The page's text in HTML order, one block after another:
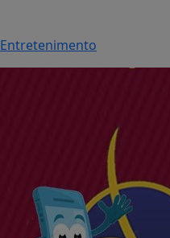
Entretenimento